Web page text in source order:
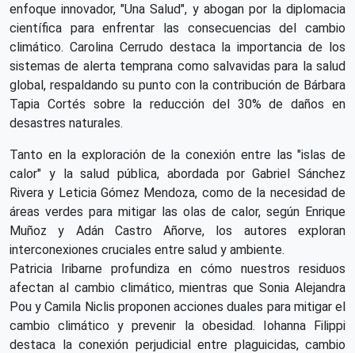
enfoque innovador, "Una Salud", y abogan por la diplomacia
científica para enfrentar las consecuencias del cambio
climático. Carolina Cerrudo destaca la importancia de los
sistemas de alerta temprana como salvavidas para la salud
global, respaldando su punto con la contribución de Bárbara
Tapia Cortés sobre la reducción del 30% de daños en
desastres naturales.
Tanto en la exploración de la conexión entre las "islas de
calor" y la salud pública, abordada por Gabriel Sánchez
Rivera y Leticia Gómez Mendoza, como de la necesidad de
áreas verdes para mitigar las olas de calor, según Enrique
Muñoz y Adán Castro Añorve, los autores exploran
interconexiones cruciales entre salud y ambiente.
Patricia Iribarne profundiza en cómo nuestros residuos
afectan al cambio climático, mientras que Sonia Alejandra
Pou y Camila Niclis proponen acciones duales para mitigar el
cambio climático y prevenir la obesidad. Iohanna Filippi
destaca la conexión perjudicial entre plaguicidas, cambio